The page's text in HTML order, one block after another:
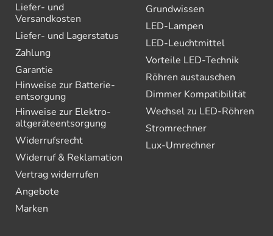
Liefer- und
Versandkosten
Liefer- und Lagerstatus
Zahlung
Garantie
Hinweise zur Batterie­
entsorgung
Hinweise zur Elektro­
altgeräte­entsorgung
Widerrufsrecht
Widerruf & Reklamation
Vertrag widerrufen
Angebote
Marken
Grundwissen
LED-Lampen
LED-Leuchtmittel
Vorteile LED-Technik
Röhren austauschen
Dimmer Kompatibilität
Wechsel zu LED-Röhren
Stromrechner
Lux-Umrechner